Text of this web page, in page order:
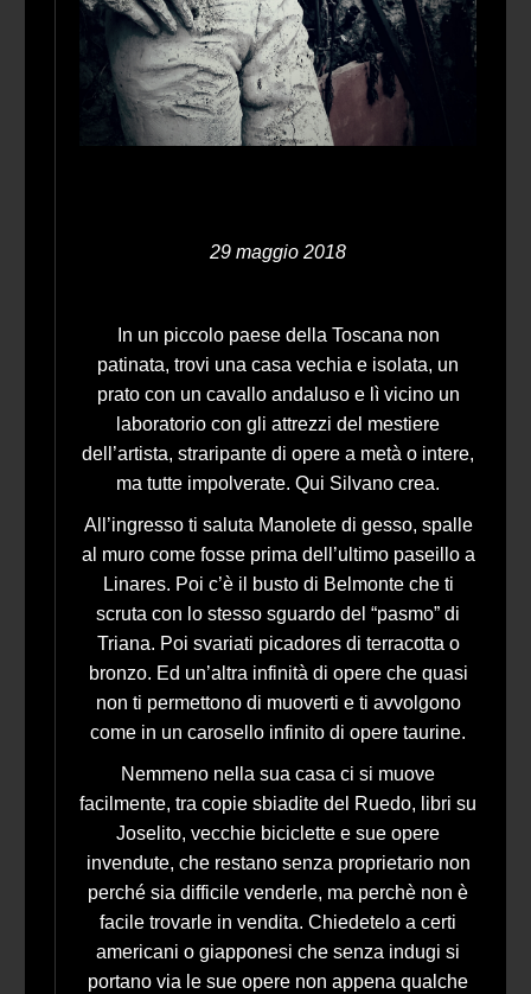
29 maggio 2018
In un piccolo paese della Toscana non
patinata, trovi una casa vechia e isolata, un
prato con un cavallo andaluso e lì vicino un
laboratorio con gli attrezzi del mestiere
dell’artista, straripante di opere a metà o intere,
ma tutte impolverate. Qui Silvano crea.
All’ingresso ti saluta Manolete di gesso, spalle
al muro come fosse prima dell’ultimo paseillo a
Linares. Poi c’è il busto di Belmonte che ti
scruta con lo stesso sguardo del “pasmo” di
Triana. Poi svariati picadores di terracotta o
bronzo. Ed un’altra infinità di opere che quasi
non ti permettono di muoverti e ti avvolgono
come in un carosello infinito di opere taurine.
Nemmeno nella sua casa ci si muove
facilmente, tra copie sbiadite del Ruedo, libri su
Joselito, vecchie biciclette e sue opere
invendute, che restano senza proprietario non
perché sia difficile venderle, ma perchè non è
facile trovarle in vendita. Chiedetelo a certi
americani o giapponesi che senza indugi si
portano via le sue opere non appena qualche